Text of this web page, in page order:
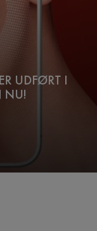
UDFØRT I
NU!